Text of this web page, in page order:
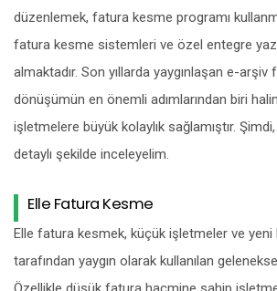
düzenlemek, fatura kesme programı
fatura kesme sistemleri ve özel entegre
almaktadır. Son yıllarda yaygınlaşan e-
dönüşümün en önemli adımlarından biri
işletmelere büyük kolaylık sağlamıştır.
detaylı şekilde inceleyelim.
Elle Fatura Kesme
Elle fatura kesmek, küçük işletmeler ve
tarafından yaygın olarak kullanılan